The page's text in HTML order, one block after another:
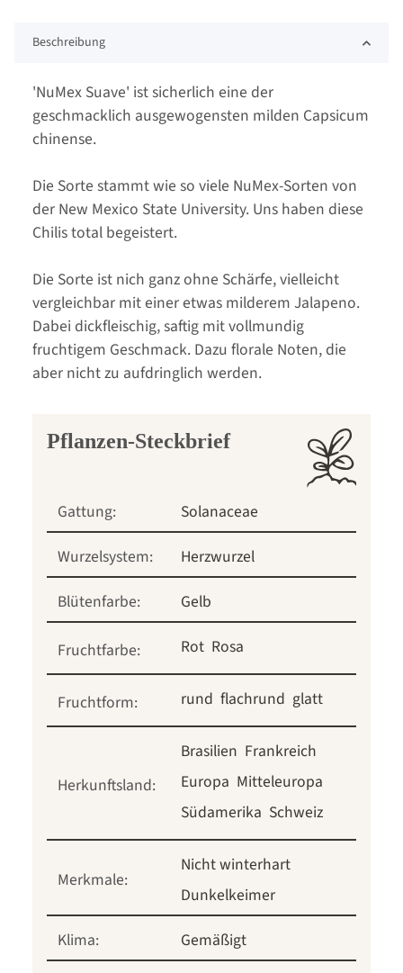
Beschreibung
'NuMex Suave' ist sicherlich eine der
geschmacklich ausgewogensten milden Capsicum
chinense.
Die Sorte stammt wie so viele NuMex-Sorten von
der New Mexico State University. Uns haben diese
Chilis total begeistert.
Die Sorte ist nich ganz ohne Schärfe, vielleicht
vergleichbar mit einer etwas milderem Jalapeno.
Dabei dickfleischig, saftig mit vollmundig
fruchtigem Geschmack. Dazu florale Noten, die
aber nicht zu aufdringlich werden.
Pflanzen-Steckbrief
Gattung:
Solanaceae
Wurzelsystem:
Herzwurzel
Blütenfarbe:
Gelb
Fruchtfarbe: Rot Rosa
Fruchtform: rund flachrund glatt
Herkunftsland:
Brasilien Frankreich
Europa Mitteleuropa
Südamerika Schweiz
Merkmale:
Nicht winterhart
Dunkelkeimer
Klima:
Gemäßigt